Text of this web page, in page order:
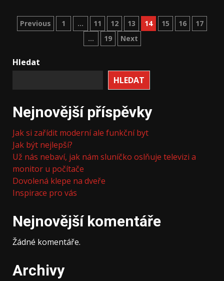
Stránkování
Previous 1 … 11 12 13 14 15 16
17
…
19 Next
Hledat
HLEDAT
Nejnovější příspěvky
Jak si zařídit moderní ale funkční byt
Jak být nejlepší?
Už nás nebaví, jak nám sluníčko oslňuje televizi a
monitor u počítače
Dovolená klepe na dveře
Inspirace pro vás
Nejnovější komentáře
Žádné komentáře.
Archivy